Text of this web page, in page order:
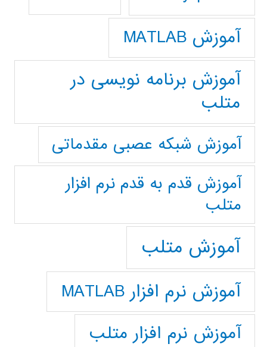
آموزش MATLAB
آموزش برنامه نویسی در
متلب
آموزش شبکه عصبی مقدماتی
آموزش قدم به قدم نرم افزار
متلب
آموزش متلب
آموزش نرم افزار MATLAB
آموزش نرم افزار متلب